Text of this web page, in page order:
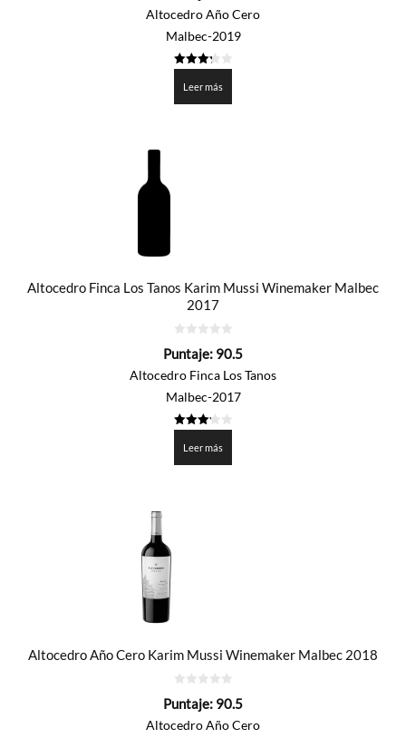
Altocedro Año Cero
Malbec-2019
de 5
Leer más
Altocedro Finca Los Tanos Karim Mussi Winemaker Malbec
2017
de
Puntaje: 90.5
Altocedro Finca Los Tanos
Malbec-2017
de 5
Leer más
Altocedro Año Cero Karim Mussi Winemaker Malbec 2018
de
Puntaje: 90.5
Altocedro Año Cero